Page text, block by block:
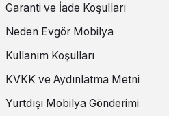
Garanti ve İade Koşulları
Neden Evgör Mobilya
Kullanım Koşulları
KVKK ve Aydınlatma Metni
Yurtdışı Mobilya Gönderimi